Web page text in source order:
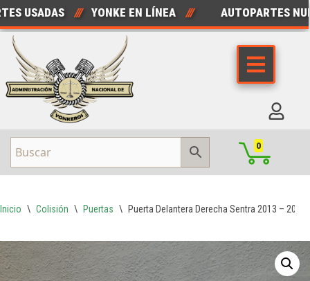
Saltar
al
contenido
USADAS /// YONKE EN LÍNEA /// AUTOPARTES
0
Inicio \ Colisión \ Puertas \ Puerta Delantera Derecha Sentra 2013 – 2018